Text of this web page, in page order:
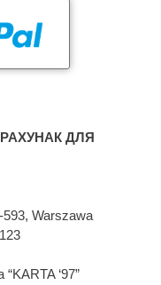
ДЛЯ
Warszawa
“KARTA ‘97”